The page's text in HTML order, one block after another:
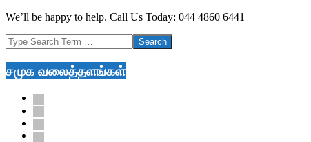
Skip
content
We’ll be happy to help. Call Us Today: 044 4860 6441
Search
சமுக வலைத்தளங்கள்
facebook
twitter
youtube
google